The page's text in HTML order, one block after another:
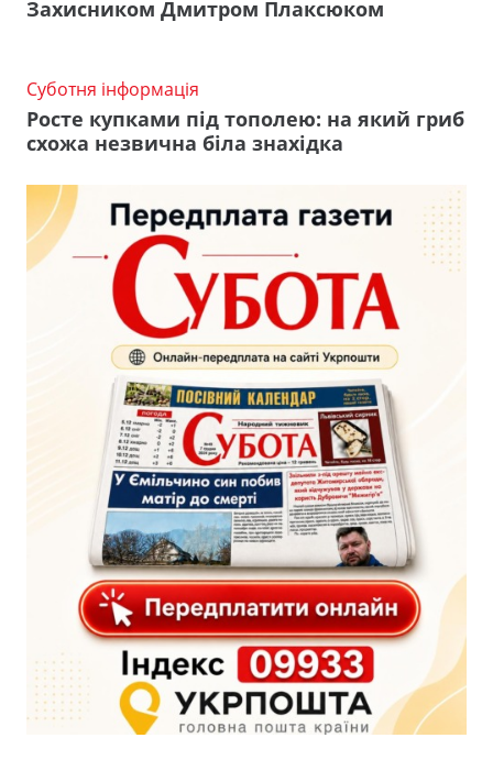
Захисником Дмитром Плаксюком
Суботня інформація
Росте купками під тополею: на який гриб
схожа незвична біла знахідка